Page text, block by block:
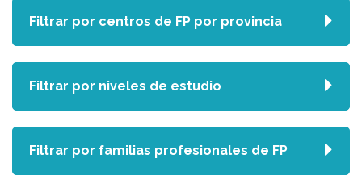
Filtrar por centros de FP por provincia
Filtrar por niveles de estudio
Filtrar por familias profesionales de FP